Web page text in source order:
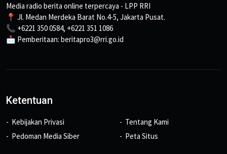
Media radio berita online terpercaya - LPP RRI
📍 Jl. Medan Merdeka Barat No.4-5, Jakarta Pusat.
📞 +6221 350 0584, +6221 351 1086
📩 Pemberitaan: beritapro3@rri.go.id
Ketentuan
Kebijakan Privasi
Pedoman Media Siber
Tentang Kami
Peta Situs